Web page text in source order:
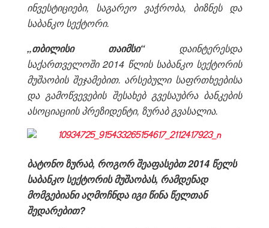
ინვესტიციები, საგარეო ვაჭრობა, ბიზნეს და
საბანკო სექტორი.
„თბილისი თაიმსი“დაინტერესდა
საქართველოში 2014 წლის საბანკო სექტორის
მუშაობის შეჯამებით. არსებული საფრთხეებისა
და გამოწვევების შესახებ გვესაუბრა ბანკების
ასოციაციის პრეზიდენტი, ზურაბ გვასალია.
ბატონო ზურაბ, როგორ შეაფასებთ 2014 წელს
საბანკო სექტორის მუშაობას, რამდენად
მომგებიანი აღმოჩნდა იგი წინა წელთან
შედარებით?